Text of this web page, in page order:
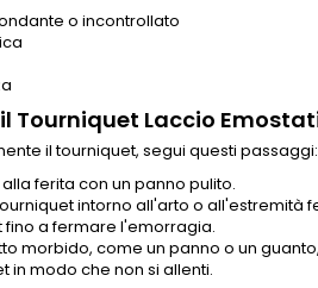
o incontrollato
Tourniquet Laccio
il tourniquet, segui questi passaggi:
ferita con un panno pulito.
intorno all'arto o all'estremità
fino a fermare l'emorragia.
morbido, come un panno o un
in modo che non si allenti.